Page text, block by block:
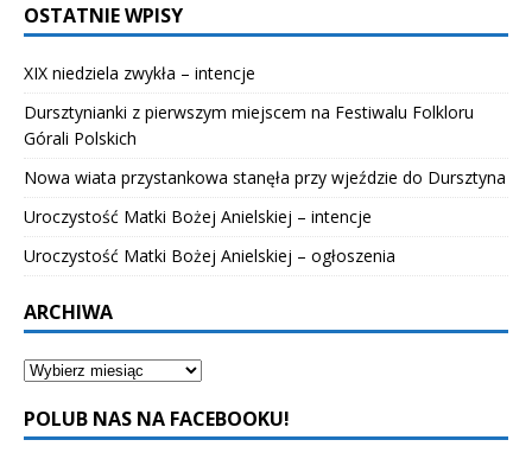
OSTATNIE WPISY
XIX niedziela zwykła – intencje
Dursztynianki z pierwszym miejscem na Festiwalu Folkloru
Górali Polskich
Nowa wiata przystankowa stanęła przy wjeździe do Dursztyna
Uroczystość Matki Bożej Anielskiej – intencje
Uroczystość Matki Bożej Anielskiej – ogłoszenia
ARCHIWA
POLUB NAS NA FACEBOOKU!